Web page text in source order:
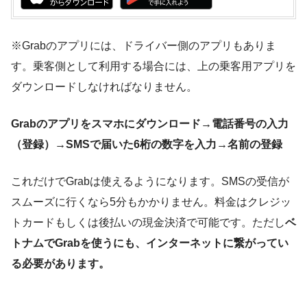
※Grabのアプリには、ドライバー側のアプリもありま
す。乗客側として利用する場合には、上の乗客用アプリを
ダウンロードしなければなりません。
Grabのアプリをスマホにダウンロード→電話番号の入力
（登録）→SMSで届いた6桁の数字を入力→名前の登録
これだけでGrabは使えるようになります。SMSの受信が
スムーズに行くなら5分もかかりません。料金はクレジッ
トカードもしくは後払いの現金決済で可能です。ただしベ
トナムでGrabを使うにも、インターネットに繋がってい
る必要があります。